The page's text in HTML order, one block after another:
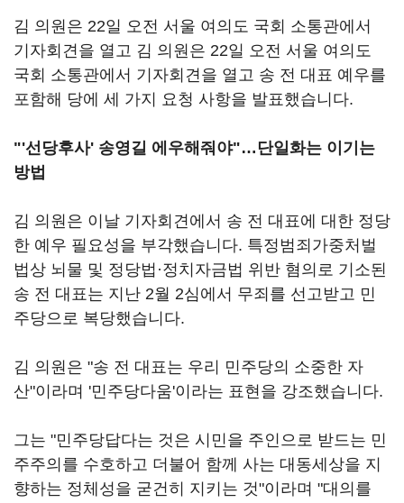
김 의원은 22일 오전 서울 여의도 국회 소통관에서
기자회견을 열고 김 의원은 22일 오전 서울 여의도
국회 소통관에서 기자회견을 열고 송 전 대표 예우를
포함해 당에 세 가지 요청 사항을 발표했습니다.
"'선당후사' 송영길 에우해줘야"…단일화는 이기는
방법
김 의원은 이날 기자회견에서 송 전 대표에 대한 정당
한 예우 필요성을 부각했습니다. 특정범죄가중처벌
법상 뇌물 및 정당법·정치자금법 위반 혐의로 기소된
송 전 대표는 지난 2월 2심에서 무죄를 선고받고 민
주당으로 복당했습니다.
김 의원은 "송 전 대표는 우리 민주당의 소중한 자
산"이라며 '민주당다움'이라는 표현을 강조했습니다.
그는 "민주당답다는 것은 시민을 주인으로 받드는 민
주주의를 수호하고 더불어 함께 사는 대동세상을 지
향하는 정체성을 굳건히 지키는 것"이라며 "대의를